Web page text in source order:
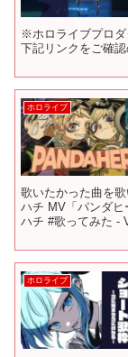
※ホロライブプロ
下記リンクをご確認
ホロライブ
歌いたかった曲を
ハチ MV「パンダ
ハチ #歌ってみた -
ホロライブ